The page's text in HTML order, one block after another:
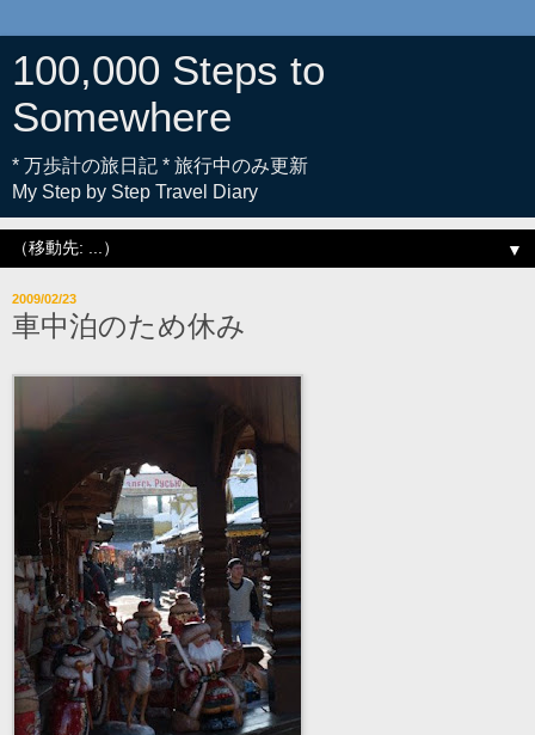
100,000 Steps to
Somewhere
* 万歩計の旅日記 * 旅行中のみ更新
My Step by Step Travel Diary
▼
2009/02/23
車中泊のため休み